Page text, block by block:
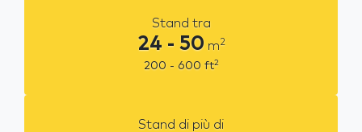
Stand tra
24 - 50 m2
200 - 600 ft2
Stand di più di